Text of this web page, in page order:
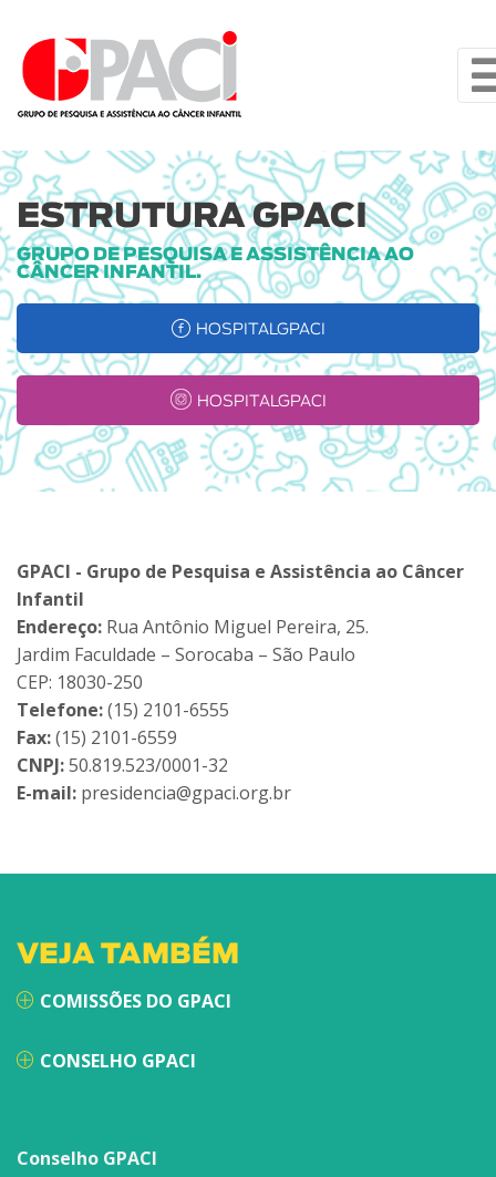
ESTRUTURA GPACI
GRUPO DE PESQUISA E ASSISTÊNCIA AO
CÂNCER INFANTIL.
HOSPITALGPACI
HOSPITALGPACI
GPACI - Grupo de Pesquisa e Assistência ao Câncer
Infantil
Endereço: Rua Antônio Miguel Pereira, 25.
Jardim Faculdade – Sorocaba – São Paulo
CEP: 18030-250
Telefone:(15) 2101-6555
Fax:(15) 2101-6559
CNPJ:50.819.523/0001-32
E-mail: presidencia@gpaci.org.br
VEJA TAMBÉM
COMISSÕES DO GPACI
CONSELHO GPACI
Conselho GPACI